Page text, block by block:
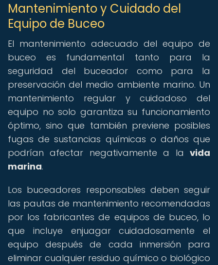
Mantenimiento y Cuidado del
Equipo de Buceo
El mantenimiento adecuado del equipo de
buceo es fundamental tanto para la
seguridad del buceador como para la
preservación del medio ambiente marino. Un
mantenimiento regular y cuidadoso del
equipo no solo garantiza su funcionamiento
óptimo, sino que también previene posibles
fugas de sustancias químicas o daños que
podrían afectar negativamente a la vida
marina.
Los buceadores responsables deben seguir
las pautas de mantenimiento recomendadas
por los fabricantes de equipos de buceo, lo
que incluye enjuagar cuidadosamente el
equipo después de cada inmersión para
eliminar cualquier residuo químico o biológico